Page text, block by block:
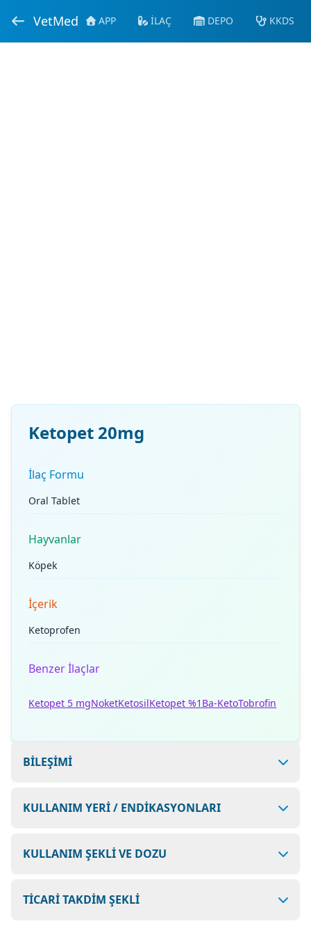
VetMed APP İLAÇ DEPO KKDS
Ketopet 20mg
İlaç Formu
Oral Tablet
Hayvanlar
Köpek
İçerik
Ketoprofen
Benzer İlaçlar
Ketopet 5 mgNoketKetosilKetopet %1 Ba-KetoTobrofin
BİLEŞİMİ
KULLANIM YERİ / ENDİKASYONLARI
KULLANIM ŞEKLİ VE DOZU
TİCARİ TAKDİM ŞEKLİ